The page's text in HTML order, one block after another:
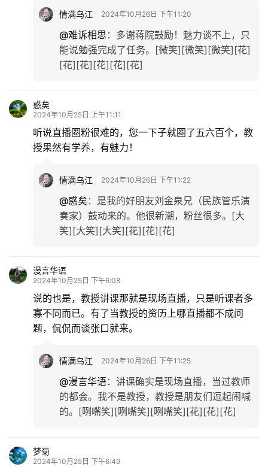
情满乌江 2024年10月26日 下午11:20
@难诉相思 ： 多谢蒋院鼓励！魅力谈不上，只
能说勉强完成了任务。[微笑][微笑][微笑][花]
[花][花][花][花][花]
惑矣
2024年10月25日 上午11:11
听说直播圈粉很难的，您一下子就圈了五六百个，教
授果然有学养，有魅力！
情满乌江 2024年10月26日 下午11:22
@惑矣： 是我的好朋友刘金泉兄（民族管乐演
奏家）鼓动来的。他很新潮，粉丝很多。[大
笑][大笑][大笑][花][花][花]
漫言华语
2024年10月25日 下午6:08
说的也是，教授讲课那就是现场直播，只是听课者多
寡不同而已。有了当教授的资历上哪直播都不成问
题，侃侃而谈张口就来。
情满乌江 2024年10月26日 下午11:25
@漫言华语： 讲课确实是现场直播，当过教师
的都会。我不是教授，教授是朋友们逗起闹喊
的。[咧嘴笑][咧嘴笑][咧嘴笑][花][花][花]
梦菊
2024年10月25日 下午6:49